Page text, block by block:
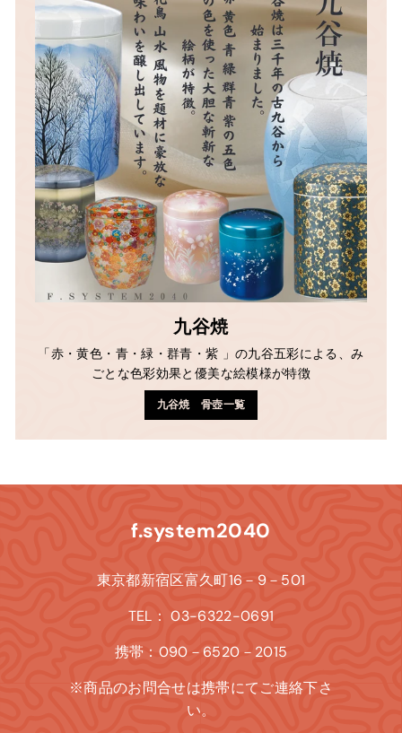
九谷焼
「赤・黄色・青・緑・群青・紫 」の九谷五彩による、み
ごとな色彩効果と優美な絵模様が特徴
九谷焼 骨壺一覧
f.system2040
東京都新宿区富久町16－9－501
TEL： 03-6322-0691
携帯：090－6520－2015
※商品のお問合せは携帯にてご連絡下さ
い。